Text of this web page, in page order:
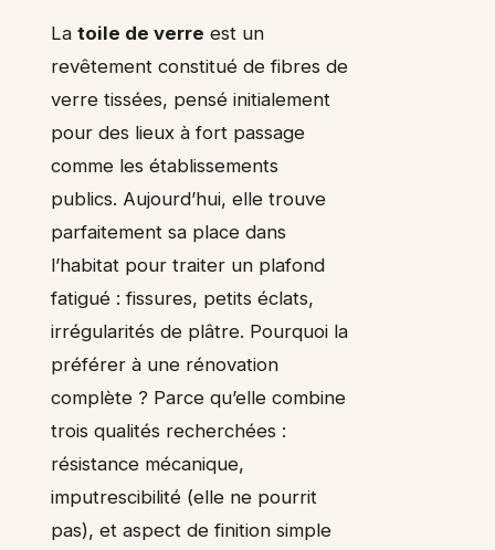
La toile de verre est un
revêtement constitué de fibres de
verre tissées, pensé initialement
pour des lieux à fort passage
comme les établissements
publics. Aujourd’hui, elle trouve
parfaitement sa place dans
l’habitat pour traiter un plafond
fatigué : fissures, petits éclats,
irrégularités de plâtre. Pourquoi la
préférer à une rénovation
complète ? Parce qu’elle combine
trois qualités recherchées :
résistance mécanique,
imputrescibilité (elle ne pourrit
pas), et aspect de finition simple